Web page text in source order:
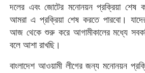
দলের এবং জোটের মনোনয়ন প্রক্রিয়া শেষ
আমরা এ প্রক্রিয়া শেষ করতে পারবো।
আজ থেকে শুরু করে আগামীকালের মধ্যে
বলে আশা রাখছি।
বাংলাদেশ আওয়ামী লীগের জন্য মনোনয়ন